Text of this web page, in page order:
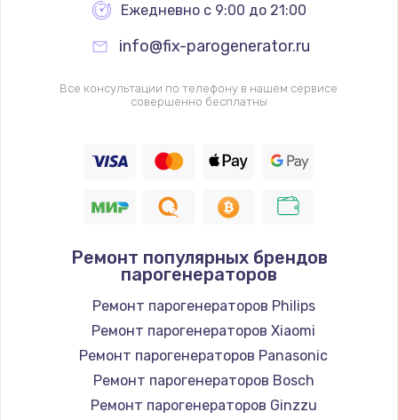
Заказать
Замена клапана дренажа
от 1500 руб.
Замена датчика воды
Заказать
Ремонт насоса
от 800 руб.
Заказать
Замена переходников
от 1000 руб.
Заказать
Ежедневно с 9:00 до 21:00
info@fix-parogenerator.ru
Все консультации по телефону в нашем сервисе
совершенно бесплатны
Ремонт популярных брендов
парогенераторов
Ремонт парогенераторов Philips
Ремонт парогенераторов Xiaomi
Ремонт парогенераторов Panasonic
Ремонт парогенераторов Bosch
Ремонт парогенераторов Ginzzu